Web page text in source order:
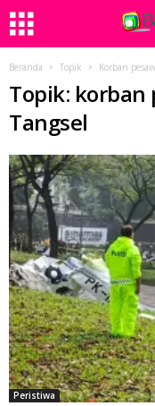
Beranda Topik Korban
Topik:
Tangsel
Peristiwa